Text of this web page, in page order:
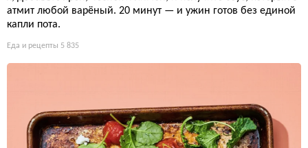
атмит любой варёный. 20 минут — и ужин готов без единой
капли пота.
Еда и рецепты 5 835